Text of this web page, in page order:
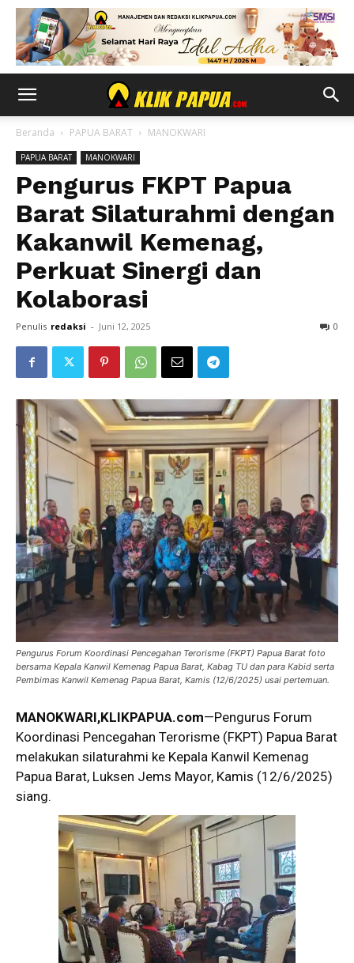
Beranda PAPUA BARAT MANOKWARI
PAPUA BARAT MANOKWARI
Pengurus FKPT Papua
Barat Silaturahmi dengan
Kakanwil Kemenag,
Perkuat Sinergi dan
Kolaborasi
Penulis redaksi - Juni 12, 2025 0
Pengurus Forum Koordinasi Pencegahan Terorisme (FKPT) Papua Barat foto
bersama Kepala Kanwil Kemenag Papua Barat, Kabag TU dan para Kabid serta
Pembimas Kanwil Kemenag Papua Barat, Kamis (12/6/2025) usai pertemuan.
MANOKWARI,KLIKPAPUA.com—Pengurus Forum
Koordinasi Pencegahan Terorisme (FKPT) Papua Barat
melakukan silaturahmi ke Kepala Kanwil Kemenag
Papua Barat, Luksen Jems Mayor, Kamis (12/6/2025)
siang.